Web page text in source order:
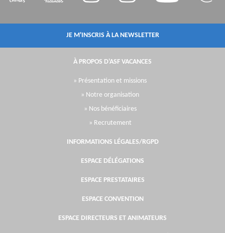
JE M'INSCRIS À LA NEWSLETTER
À PROPOS D'ASF VACANCES
» Présentation et missions
» Notre organisation
» Nos bénéficiaires
» Recrutement
INFORMATIONS LÉGALES/RGPD
ESPACE DÉLÉGATIONS
ESPACE PRESTATAIRES
ESPACE CONVENTION
ESPACE DIRECTEURS ET ANIMATEURS